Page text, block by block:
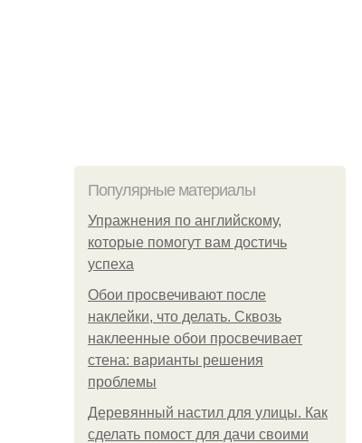
Популярные материалы
Упражнения по английскому,
которые помогут вам достичь
успеха
Обои просвечивают после
наклейки, что делать. Сквозь
наклеенные обои просвечивает
стена: варианты решения
проблемы
Деревянный настил для улицы. Как
сделать помост для дачи своими